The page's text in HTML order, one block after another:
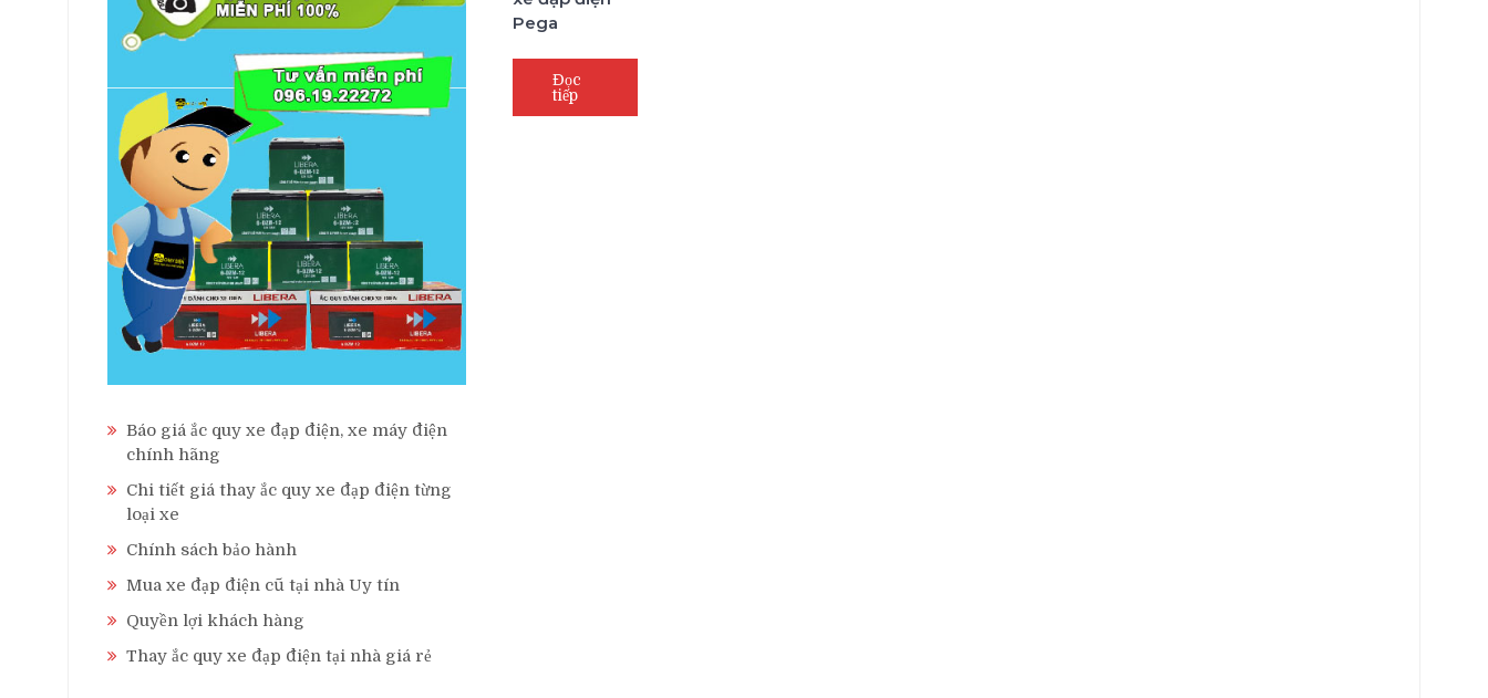
Pega
Đọc
tiếp
Báo giá ắc quy xe đạp điện, xe máy điện
chính hãng
Chi tiết giá thay ắc quy xe đạp điện từng
loại xe
Chính sách bảo hành
Mua xe đạp điện cũ tại nhà Uy tín
Quyền lợi khách hàng
Thay ắc quy xe đạp điện tại nhà giá rẻ